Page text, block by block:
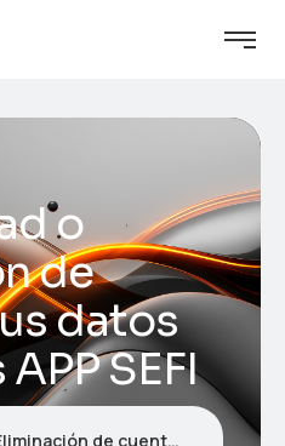
o
de
datos
SEFI
y sus datos asociados APP SEFI